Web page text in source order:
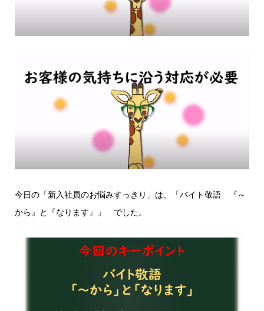
今日の「新入社員のお悩みすっきり」は、「バイト敬語 『～
から』と『なります』」 でした。